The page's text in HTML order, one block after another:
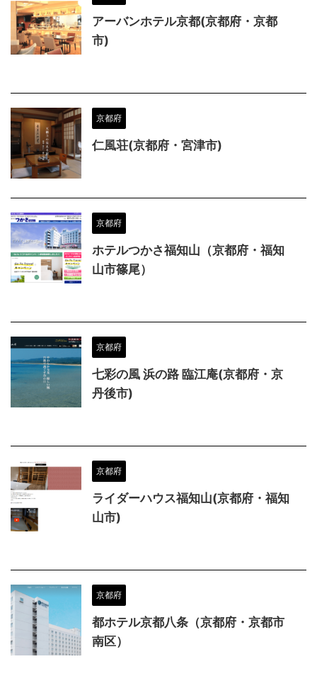
アーバンホテル京都(京都府・京都
市)
京都府
仁風荘(京都府・宮津市)
京都府
ホテルつかさ福知山（京都府・福知
山市篠尾）
京都府
七彩の風 浜の路 臨江庵(京都府・京
丹後市)
京都府
ライダーハウス福知山(京都府・福知
山市)
京都府
都ホテル京都八条（京都府・京都市
南区）